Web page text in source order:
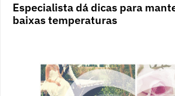
Especialista dá dicas para
baixas temperaturas